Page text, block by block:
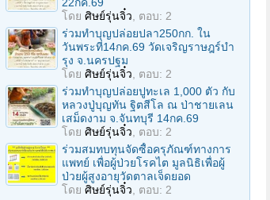
โดย ศิษย์รุ่นจิ๋ว , ตอบ: 2
ร่วมทําบุญปล่อยปลา250กก. ใน
วันพระที่14กค.69 วัดเจริญราษฎร์บํา
รุง จ.นครปฐม
โดย ศิษย์รุ่นจิ๋ว , ตอบ: 2
ร่วมทำบุญปล่อยปูทะเล 1,000 ตัว กับ
หลวงปู่บุญทัน ฐิตสีโล ณ ป่าชายเลน
เสม็ดงาม จ.จันทบุรี 14กค.69
โดย ศิษย์รุ่นจิ๋ว , ตอบ: 2
ร่วมสมทบทุนจัดซื้อครุภัณฑ์ทางการ
แพทย์ เพื่อผู้ป่วยโรคไต มูลนิธิเพื่อผู้
ป่วยผู้สูงอายุวัดตาลเจ็ดยอด
โดย ศิษย์รุ่นจิ๋ว , ตอบ: 2